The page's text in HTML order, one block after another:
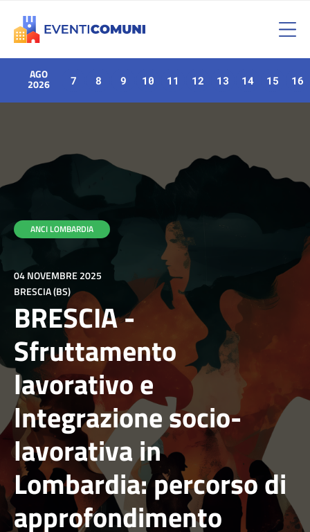
AGO
2026 7 8 9 10 11 12 13 14 15 16
ANCI LOMBARDIA
04 NOVEMBRE 2025
BRESCIA (BS)
BRESCIA -
Sfruttamento
lavorativo e
lntegrazione socio-
lavorativa in
Lombardia: percorso di
approfondimento